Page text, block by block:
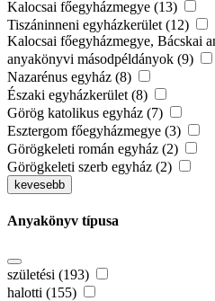
Kalocsai főegyházmegye (13)
Tiszáninneni egyházkerület (12)
Kalocsai főegyházmegye, Bácskai
anyakönyvi másodpéldányok (9)
Nazarénus egyház (8)
Északi egyházkerület (8)
Görög katolikus egyház (7)
Esztergom főegyházmegye (3)
Görögkeleti román egyház (2)
Görögkeleti szerb egyház (2)
kevesebb
Anyakönyv típusa
születési (193)
halotti (155)